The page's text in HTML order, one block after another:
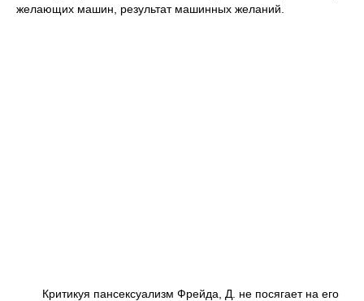
желающих машин, результат машинных желаний.
Критикуя пансексуализм Фрейда, Д. не посягает на его